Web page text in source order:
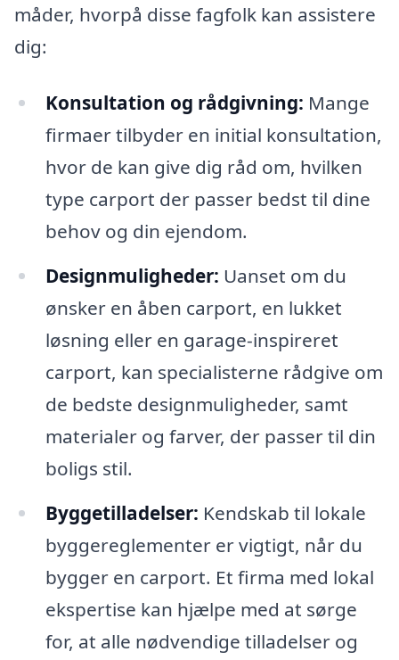
måder, hvorpå disse fagfolk kan assistere
dig:
Konsultation og rådgivning: Mange
firmaer tilbyder en initial konsultation,
hvor de kan give dig råd om, hvilken
type carport der passer bedst til dine
behov og din ejendom.
Designmuligheder: Uanset om du
ønsker en åben carport, en lukket
løsning eller en garage-inspireret
carport, kan specialisterne rådgive om
de bedste designmuligheder, samt
materialer og farver, der passer til din
boligs stil.
Byggetilladelser: Kendskab til lokale
byggereglementer er vigtigt, når du
bygger en carport. Et firma med lokal
ekspertise kan hjælpe med at sørge
for, at alle nødvendige tilladelser og